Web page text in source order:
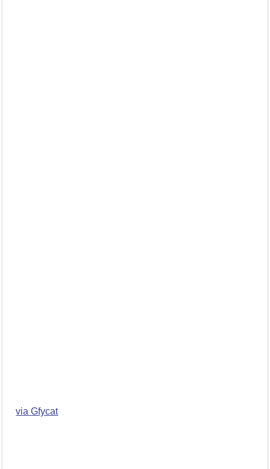
via Gfycat